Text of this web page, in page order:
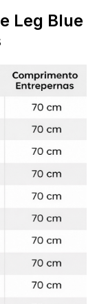
Leg Blue